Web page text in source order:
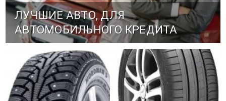
ЛУЧШИЕ АВТО, ДЛЯ
АВТОМОБИЛЬНОГО КРЕДИТА